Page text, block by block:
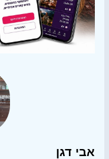
אבי דגן